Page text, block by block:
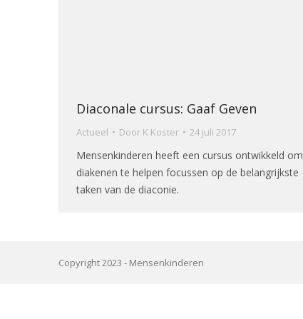
Diaconale cursus: Gaaf Geven
Actueel Door K Koster 24 juli 2017
Mensenkinderen heeft een cursus ontwikkeld om
diakenen te helpen focussen op de belangrijkste
taken van de diaconie.
Copyright 2023 - Mensenkinderen